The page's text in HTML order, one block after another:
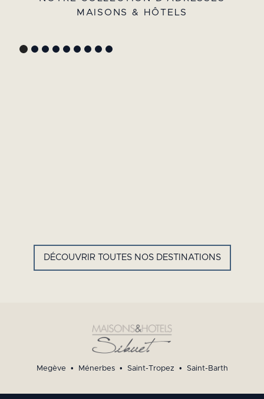
MAISONS & HÔTELS
DÉCOUVRIR TOUTES NOS DESTINATIONS
Megève • Ménerbes• Saint-Tropez • Saint-Barth